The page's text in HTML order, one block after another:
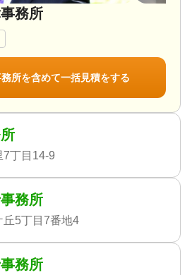
務所
所を含めて一括見積をする
7丁目14-9
務所
丘5丁目7番地4
務所